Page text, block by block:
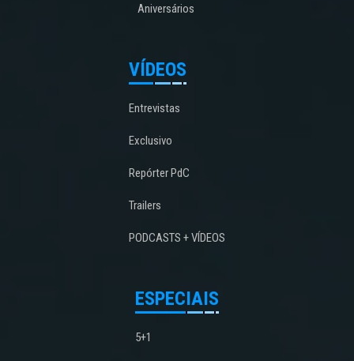
Aniversários
VÍDEOS
Entrevistas
Exclusivo
Repórter PdC
Trailers
PODCASTS + VÍDEOS
ESPECIAIS
5+1